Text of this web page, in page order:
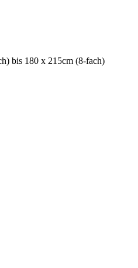
bis 180 x 215cm (8-fach)